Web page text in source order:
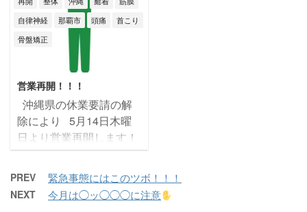
その ...
(*^^)v 7月もあっという
間に15日・・・そろそろ
子供達は夏休みの時期
子供達は楽しみだと思い
ますが、親御さん達にと
ってはご飯の心配だった
り勉強を見たりと、大変
ですよね～(~_~;) 夏バテ
や熱中症、体調管理には
ね
本日のテーマは
【自律神経に効く首スト
の方、多いかと思います
自律神経
那覇市 頭痛
首こり
骨盤矯正
営業再開！！！
沖縄県の休業要請の解
除により 5月14日木曜
日より営業再開します！
再開後も院内の除菌、
消毒などは引き続き徹底
させて頂きます。 また
通院中なのに休業の為、
PREV 緊急事態にはこのツボ！！！
NEXT 今月は◯ッ◯◯◯に注意